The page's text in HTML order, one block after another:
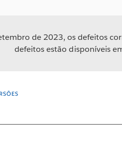
de 2023, os defeitos
defeitos estão disponíveis